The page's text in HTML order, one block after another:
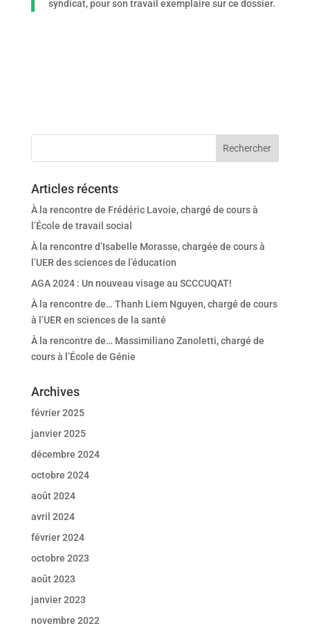
syndicat, pour son travail exemplaire sur ce dossier.
Articles récents
À la rencontre de Frédéric Lavoie, chargé de cours à
l’École de travail social
À la rencontre d’Isabelle Morasse, chargée de cours à
l’UER des sciences de l’éducation
AGA 2024 : Un nouveau visage au SCCCUQAT!
À la rencontre de… Thanh Liem Nguyen, chargé de cours
à l’UER en sciences de la santé
À la rencontre de… Massimiliano Zanoletti, chargé de
cours à l’École de Génie
Archives
février 2025
janvier 2025
décembre 2024
octobre 2024
août 2024
avril 2024
février 2024
octobre 2023
août 2023
janvier 2023
novembre 2022